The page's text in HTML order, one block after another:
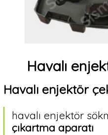
bilgiler
Tercihi
Havalı
Havalı enjektör
havalı enjektör
çıkartma aparatı